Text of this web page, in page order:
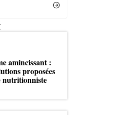
amincissant :
proposées
nutritionniste